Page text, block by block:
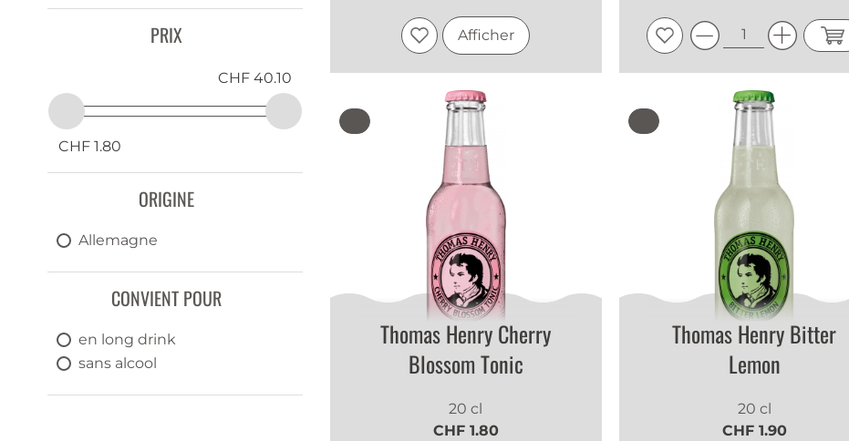
PRIX
CHF 1.80
CHF 40.10
ORIGINE
Allemagne
CONVIENT POUR
en long drink
sans alcool
Afficher
Thomas Henry Cherry
Blossom Tonic
20 cl
CHF 1.80
Thomas Henry Bitter
Lemon
20 cl
CHF 1.90